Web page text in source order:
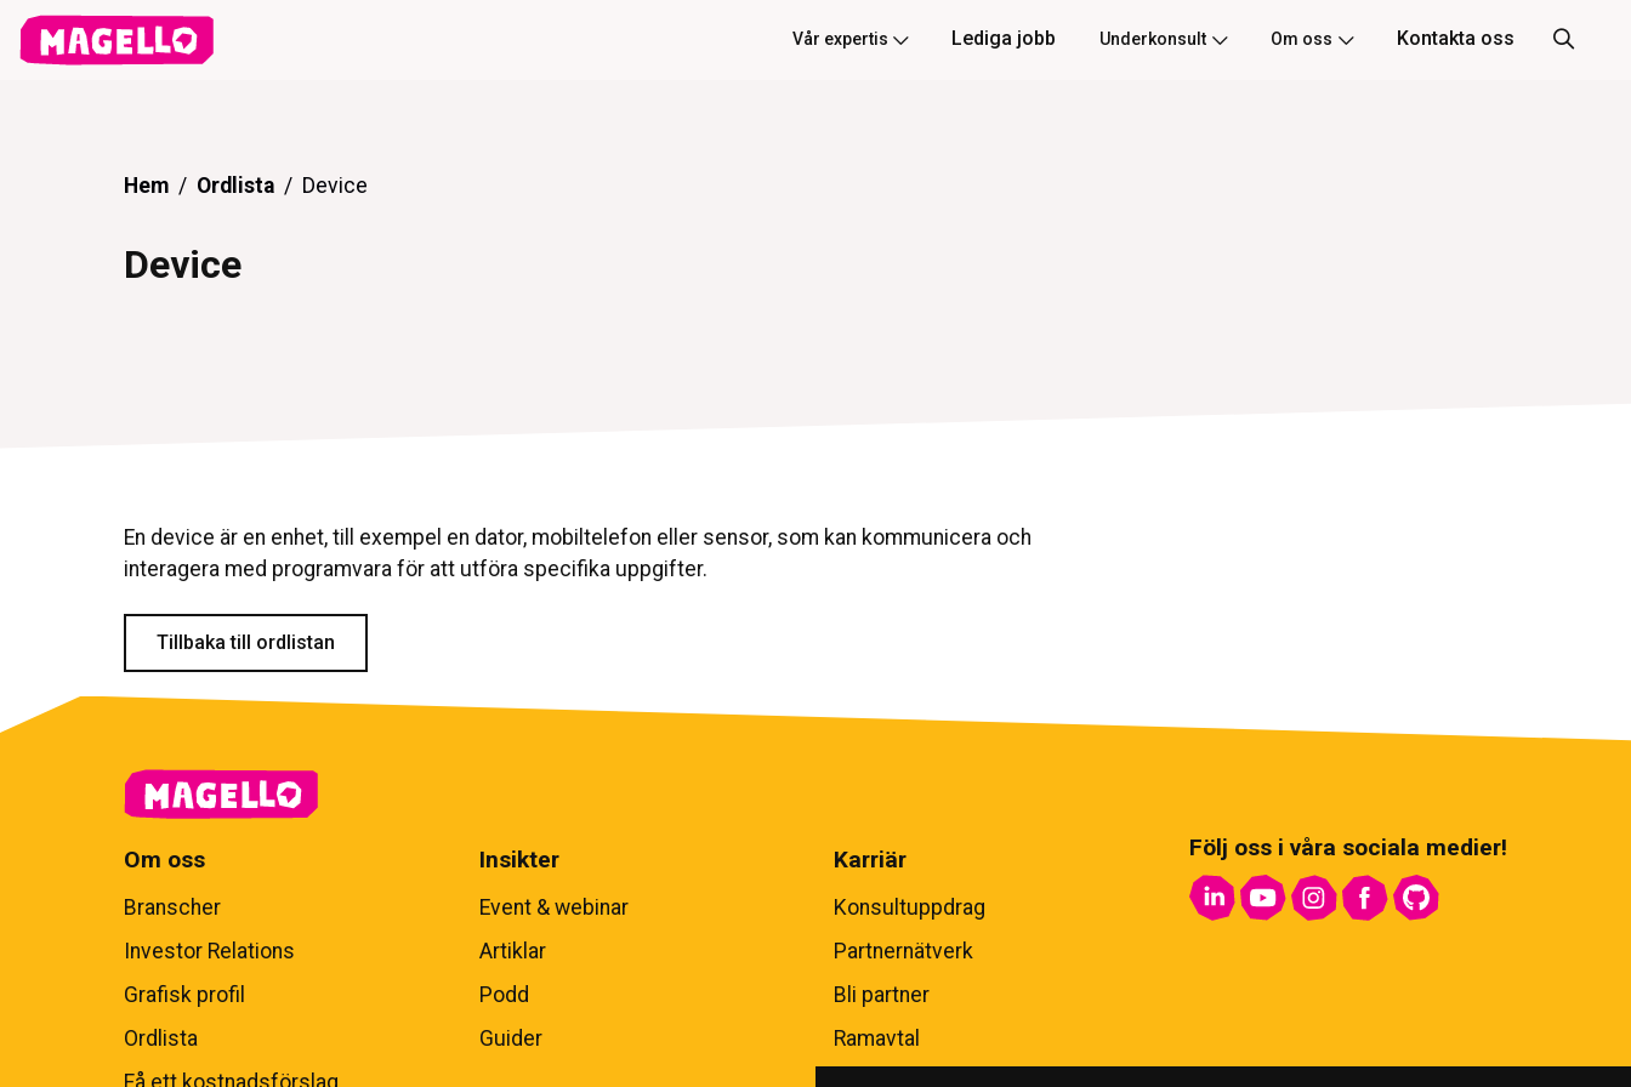
Vår expertis Lediga jobb Underkonsult Om oss Kontakta oss
Hem Ordlista Device
Device
En device är en enhet, till exempel en dator, mobiltelefon eller sensor, som kan kommunicera och
interagera med programvara för att utföra specifika uppgifter.
Tillbaka till ordlistan
Om oss
Branscher
Investor Relations
Grafisk profil
Ordlista
Få ett kostnadsförslag
Insikter
Event & webinar
Artiklar
Podd
Guider
Karriär
Konsultuppdrag
Partnernätverk
Bli partner
Ramavtal
Följ oss i våra sociala medier!